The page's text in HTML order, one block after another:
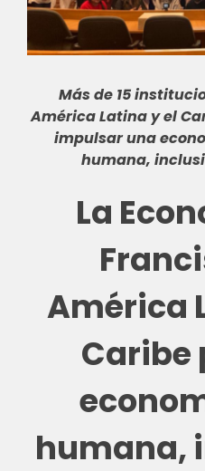
Más de 15
América Latina y el
impulsar una
humana,
La
América
Caribe
humana,